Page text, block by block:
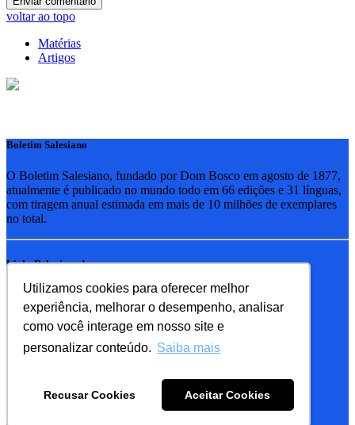
Utilizamos cookies para oferecer melhor
experiência, melhorar o desempenho, analisar
como você interage em nosso site e
personalizar conteúdo. Saiba mais
Recusar Cookies Aceitar Cookies
voltar ao topo
Matérias
Artigos
Boletim Salesiano
O Boletim Salesiano, fundado por Dom Bosco em agosto de 1877,
atualmente é publicado no mundo todo em 66 edições e 31 línguas,
com tiragem anual estimada em mais de 10 milhões de exemplares
no total.
Links Relacionados
RSB - Rede Salesiana Brasil
EDEBE - Editora
UPV - União pela Vida
Familia Salesiana
SDB - Salesianos de Dom Bosco
FMA - Filhas de Maria Auxiliadora